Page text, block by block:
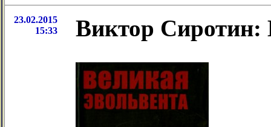
23.02.2015
15:33
Виктор Сиротин: